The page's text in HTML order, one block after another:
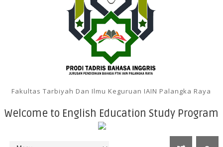
Fakultas Tarbiyah Dan Ilmu Keguruan IAIN Palangka Raya
Welcome to English Education Study Program